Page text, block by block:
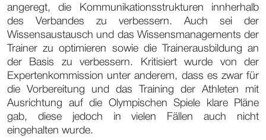
angeregt, die Kommunikationsstrukturen innherhalb
des Verbandes zu verbessern. Auch sei der
Wissensaustausch und das Wissensmanagements der
Trainer zu optimieren sowie die Trainerausbildung an
der Basis zu verbessern. Kritisiert wurde von der
Expertenkommission unter anderem, dass es zwar für
die Vorbereitung und das Training der Athleten mit
Ausrichtung auf die Olympischen Spiele klare Pläne
gab, diese jedoch in vielen Fällen auch nicht
eingehalten wurde.